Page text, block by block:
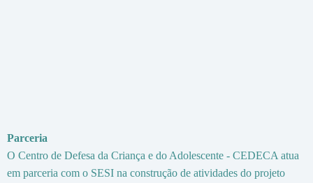
Parceria
O Centro de Defesa da Criança e do Adolescente - CEDECA atua
em parceria com o SESI na construção de atividades do projeto